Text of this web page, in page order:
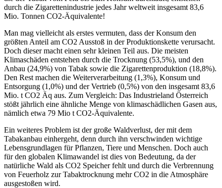
durch die Zigarettenindustrie jedes Jahr weltweit insgesamt 83,6
Mio. Tonnen CO2-Äquivalente!
Man mag vielleicht als erstes vermuten, dass der Konsum den
größten Anteil am CO2 Ausstoß in der Produktionskette verursacht.
Doch dieser macht einen sehr kleinen Teil aus. Die meisten
Klimaschäden entstehen durch die Trocknung (53,5%), und den
Anbau (24,9%) von Tabak sowie die Zigarettenproduktion (18,8%).
Den Rest machen die Weiterverarbeitung (1,3%), Konsum und
Entsorgung (1,0%) und der Vertrieb (0,5%) von den insgesamt 83,6
Mio. t CO2 Äq aus. Zum Vergleich: Das Industrieland Österreich
stößt jährlich eine ähnliche Menge von klimaschädlichen Gasen aus,
nämlich etwa 79 Mio t CO2-Äquivalente.
Ein weiteres Problem ist der große Waldverlust, der mit dem
Tabakanbau einhergeht, denn durch ihn verschwinden wichtige
Lebensgrundlagen für Pflanzen, Tiere und Menschen. Doch auch
für den globalen Klimawandel ist dies von Bedeutung, da der
natürliche Wald als CO2 Speicher fehlt und durch die Verbrennung
von Feuerholz zur Tabaktrocknung mehr CO2 in die Atmosphäre
ausgestoßen wird.